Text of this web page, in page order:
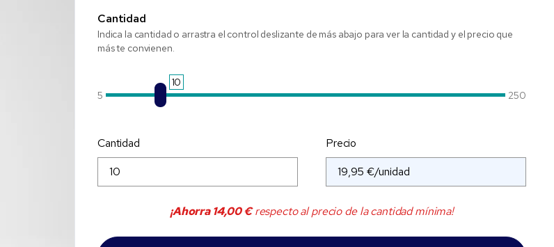
Cantidad
Indica la cantidad o arrastra el control deslizante de más abajo para ver la cantidad y el precio que
más te convienen.
10
5
250
Cantidad Precio
¡Ahorra14,00 €respecto al precio de la cantidad mínima!